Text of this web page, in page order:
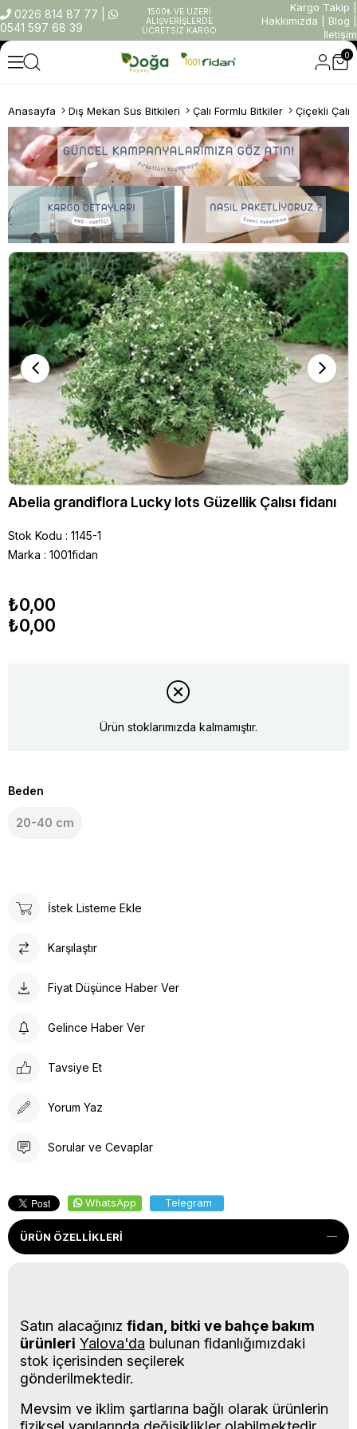
0226 814 87 77
0541 597 68 39
1500₺ VE ÜZERİ
ALIŞVERİŞLERDE
ÜCRETSİZ KARGO
Kargo Takip
Hakkımızda
Blog
İletişim
0
Anasayfa Dış Mekan Süs Bitkileri Çalı Formlu Bitkiler Çiçekli
Abelia grandiflora Lucky lots Güzellik Çalısı fidanı
Stok Kodu
1145-1
Marka : 1001fidan
₺0,00
₺0,00
Ürün stoklarımızda kalmamıştır.
Beden
20-40 cm
İstek Listeme Ekle
Karşılaştır
Fiyat Düşünce Haber Ver
Gelince Haber Ver
Tavsiye Et
Yorum Yaz
Sorular ve Cevaplar
WhatsApp Telegram
ÜRÜN ÖZELLIKLERI
Satın alacağınız fidan, bitki ve bahçe bakım
ürünleri Yalova'da bulunan fidanlığımızdaki
stok içerisinden seçilerek
gönderilmektedir.
Mevsim ve iklim şartlarına bağlı olarak ürünlerin